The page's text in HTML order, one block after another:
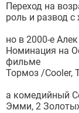
Переход на
роль и развод
но в 2000-е
Номинация на
фильме
Тормоз /Cooler,
а комедийный
Эмми, 2